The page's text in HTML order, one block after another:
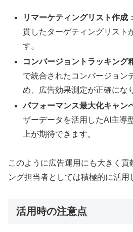
リマーケティングリスト作成：
貫したターゲティングリスト
す。
コンバージョントラッキング
で統合されたコンバージョン
め、広告効果測定が正確にな
パフォーマンス最大化キャン
ザーデータを活用したAI主導
上が期待できます。
このように広告運用にも大きく貢
ング担当者としては積極的に活用
活用時の注意点